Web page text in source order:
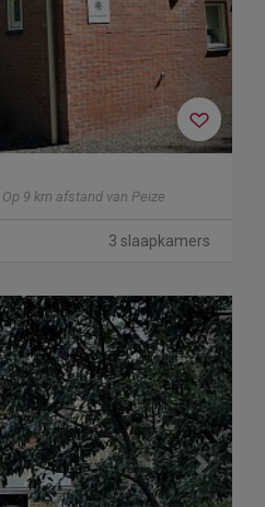
Op 9 km afstand van Peize
3 slaapkamers
Next